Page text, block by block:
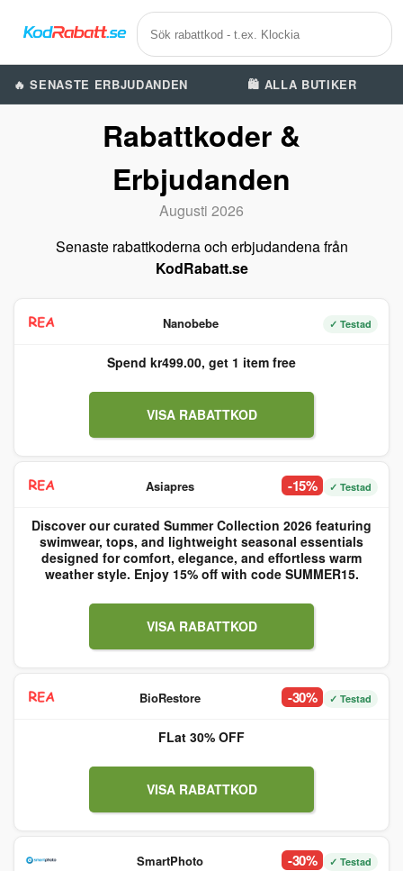
🔥 SENASTE ERBJUDANDEN 🛍️ ALLA BUTIKER
Rabattkoder &
Erbjudanden
Augusti 2026
Senaste rabattkoderna och erbjudandena från
KodRabatt.se
Nanobebe ✓ Testad
Spend kr499.00, get 1 item free
VISA RABATTKOD
Asiapres -15% ✓ Testad
Discover our curated Summer Collection 2026 featuring
swimwear, tops, and lightweight seasonal essentials
designed for comfort, elegance, and effortless warm
weather style. Enjoy 15% off with code SUMMER15.
VISA RABATTKOD
BioRestore -30% ✓ Testad
FLat 30% OFF
VISA RABATTKOD
SmartPhoto -30% ✓ Testad